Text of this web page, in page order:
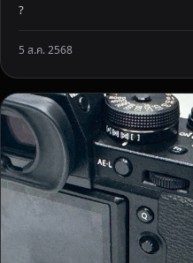
?
5 ส.ค. 2568